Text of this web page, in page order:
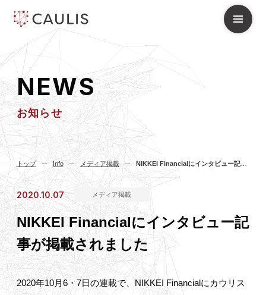
NEWS
お知らせ
トップ Info メディア掲載 NIKKEI Financialにインタビュー記事が掲載されました
2020.10.07 メディア掲載
NIKKEI Financialにインタビュー記
事が掲載されました
2020年10月6・7日の連載で、NIKKEI Financialにカウリス